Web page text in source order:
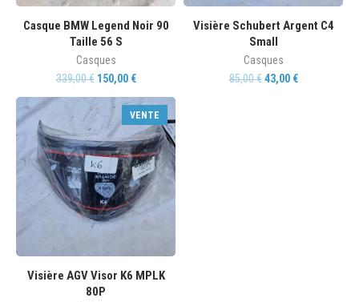
Casque BMW Legend Noir 90
Taille 56 S
Casques
339,00€ 150,00 €
Visière Schubert Argent C4
Small
Casques
85,00€ 43,00 €
VENTE
Visière AGV Visor K6 MPLK
80P